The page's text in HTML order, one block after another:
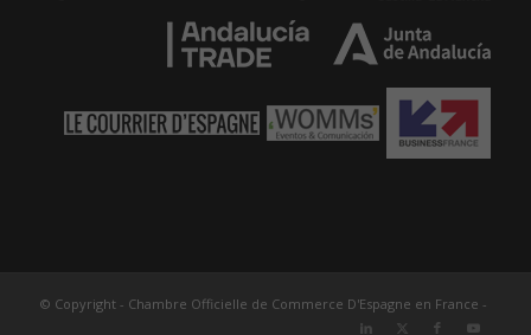
© Copyright - Chambre Officielle de Commerce D'Espagne en France -